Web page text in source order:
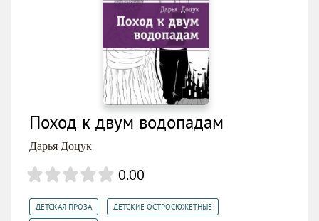
Поход к двум водопадам
Дарья Доцук
0.00
ДЕТСКАЯ ПРОЗА ДЕТСКИЕ ОСТРОСЮЖЕТНЫЕ